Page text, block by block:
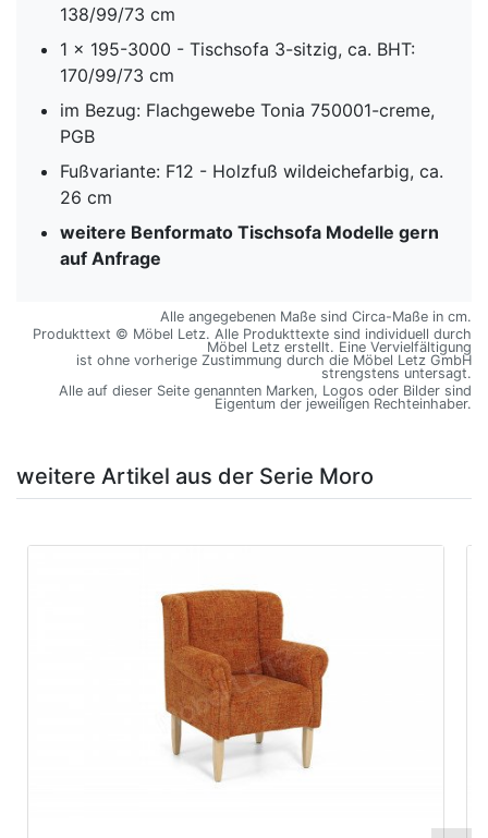
138/99/73 cm
1 x 195-3000 - Tischsofa 3-sitzig, ca. BHT:
170/99/73 cm
im Bezug: Flachgewebe Tonia 750001-creme,
PGB
Fußvariante: F12 - Holzfuß wildeichefarbig, ca.
26 cm
weitere Benformato Tischsofa Modelle gern
auf Anfrage
Alle angegebenen Maße sind Circa-Maße in cm.
Produkttext © Möbel Letz. Alle Produkttexte sind individuell durch
Möbel Letz erstellt. Eine Vervielfältigung
ist ohne vorherige Zustimmung durch die Möbel Letz GmbH
strengstens untersagt.
Alle auf dieser Seite genannten Marken, Logos oder Bilder sind
Eigentum der jeweiligen Rechteinhaber.
weitere Artikel aus der Serie Moro